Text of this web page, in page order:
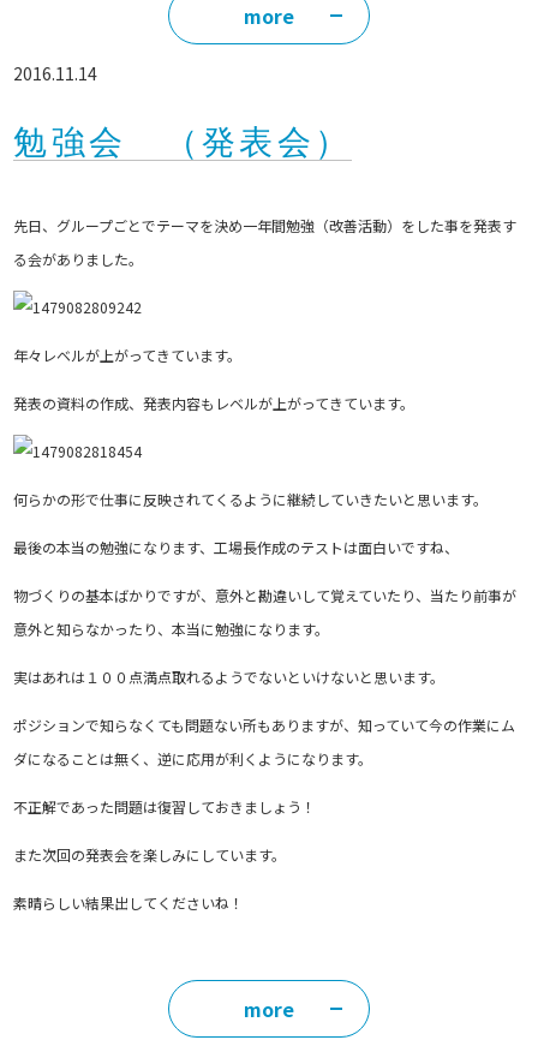
more
2016.11.14
勉強会 （発表会）
先日、グループごとでテーマを決め一年間勉強（改善活動）をした事を発表す
る会がありました。
年々レベルが上がってきています。
発表の資料の作成、発表内容もレベルが上がってきています。
何らかの形で仕事に反映されてくるように継続していきたいと思います。
最後の本当の勉強になります、工場長作成のテストは面白いですね、
物づくりの基本ばかりですが、意外と勘違いして覚えていたり、当たり前事が
意外と知らなかったり、本当に勉強になります。
実はあれは１００点満点取れるようでないといけないと思います。
ポジションで知らなくても問題ない所もありますが、知っていて今の作業にム
ダになることは無く、逆に応用が利くようになります。
不正解であった問題は復習しておきましょう！
また次回の発表会を楽しみにしています。
素晴らしい結果出してくださいね！
more